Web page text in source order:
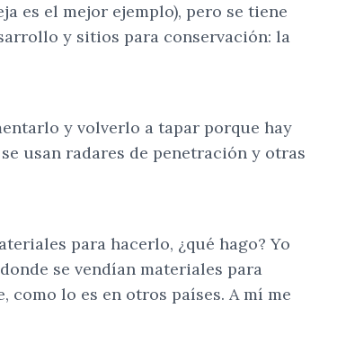
es el mejor ejemplo), pero se tiene
y sitios para conservación: la
y volverlo a tapar porque hay
usan radares de penetración y otras
para hacerlo, ¿qué hago? Yo
se vendían materiales para
lo es en otros países. A mí me